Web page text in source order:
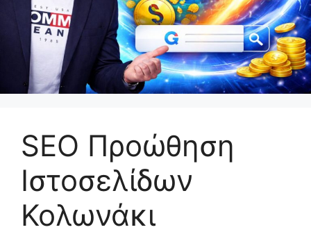
SEO Προώθηση
Ιστοσελίδων
Κολωνάκι